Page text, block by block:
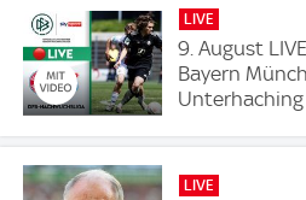
LIVE
9. August
Bayern
Unterhaching
LIVE